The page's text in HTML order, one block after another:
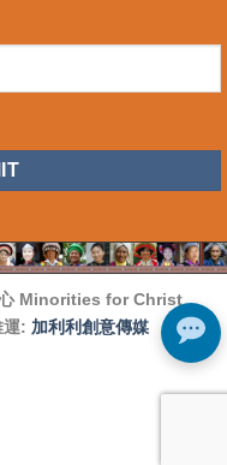
心 Minorities for Christ
: 加利利創意傳媒